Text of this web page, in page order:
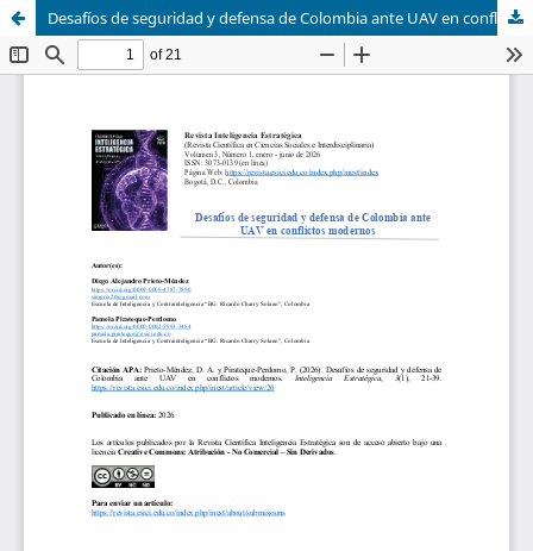
Desafíos de seguridad y defensa de Colombia ante UAV en conflictos modernos